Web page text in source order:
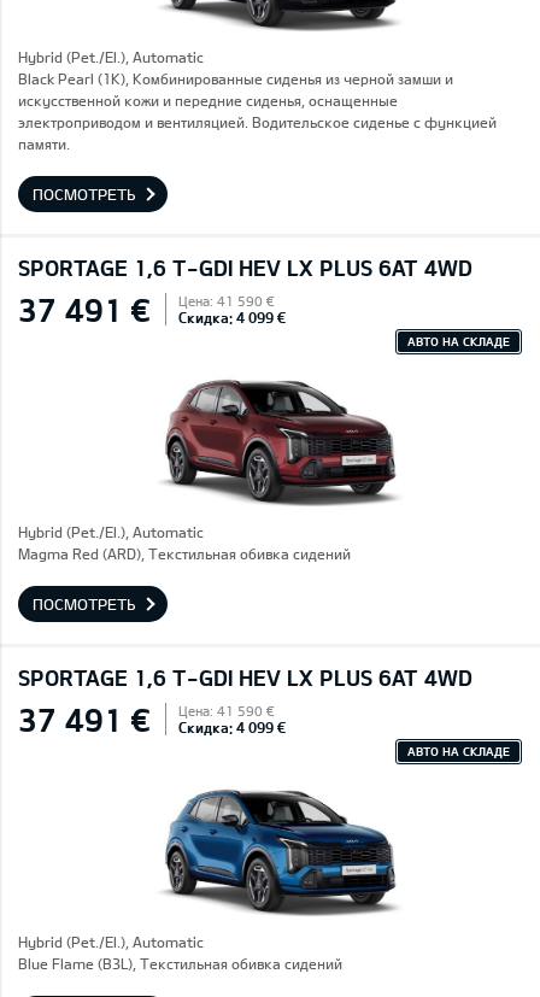
Hybrid (Pet./El.), Automatic
Black Pearl (1K), Комбинированные сиденья из черной замши и
искусственной кожи и передние сиденья, оснащенные
электроприводом и вентиляцией. Водительское сиденье с функцией
памяти.
ПОСМОТРЕТЬ
SPORTAGE 1,6 T-GDI HEV LX PLUS 6AT 4WD
37 491 € Цена: 41 590 €
Скидка: 4 099 €
АВТО НА СКЛАДЕ
Hybrid (Pet./El.), Automatic
Magma Red (ARD), Текстильная обивка сидений
ПОСМОТРЕТЬ
SPORTAGE 1,6 T-GDI HEV LX PLUS 6AT 4WD
37 491 € Цена: 41 590 €
Скидка: 4 099 €
АВТО НА СКЛАДЕ
Hybrid (Pet./El.), Automatic
Blue Flame (B3L), Текстильная обивка сидений